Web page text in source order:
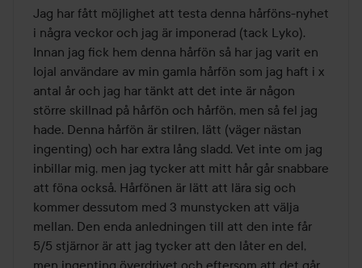
av
5
Jag har fått möjlighet att testa denna hårföns-nyhet
i några veckor och jag är imponerad (tack Lyko).
Innan jag fick hem denna hårfön så har jag varit en
lojal användare av min gamla hårfön som jag haft i x
antal år och jag har tänkt att det inte är någon
större skillnad på hårfön och hårfön, men så fel jag
hade. Denna hårfön är stilren, lätt (väger nästan
ingenting) och har extra lång sladd. Vet inte om jag
inbillar mig, men jag tycker att mitt hår går snabbare
att föna också. Hårfönen är lätt att lära sig och
kommer dessutom med 3 munstycken att välja
mellan. Den enda anledningen till att den inte får
5/5 stjärnor är att jag tycker att den låter en del,
men ingenting överdrivet och eftersom att det går